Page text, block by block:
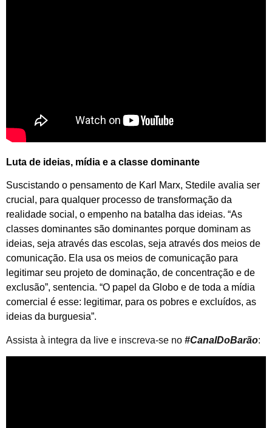
Luta de ideias, mídia e a classe dominante
Suscistando o pensamento de Karl Marx, Stedile avalia ser
crucial, para qualquer processo de transformação da
realidade social, o empenho na batalha das ideias. “As
classes dominantes são dominantes porque dominam as
ideias, seja através das escolas, seja através dos meios de
comunicação. Ela usa os meios de comunicação para
legitimar seu projeto de dominação, de concentração e de
exclusão”, sentencia. “O papel da Globo e de toda a mídia
comercial é esse: legitimar, para os pobres e excluídos, as
ideias da burguesia”.
Assista à integra da live e inscreva-se no #CanalDoBarão: